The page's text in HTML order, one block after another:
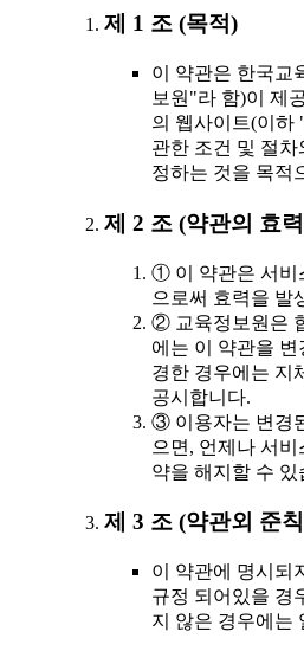
제 1 조 (목적)
이 약관은 한국교
보원"라 함)이 제
의 웹사이트(이하
관한 조건 및 절
정하는 것을 목적
제 2 조 (약관의 효
① 이 약관은 서비
으로써 효력을 발
② 교육정보원은
에는 이 약관을 변
경한 경우에는 지
공시합니다.
③ 이용자는 변경
으면, 언제나 서비
약을 해지할 수 있
제 3 조 (약관외 준
이 약관에 명시되
규정 되어있을 경
지 않은 경우에는